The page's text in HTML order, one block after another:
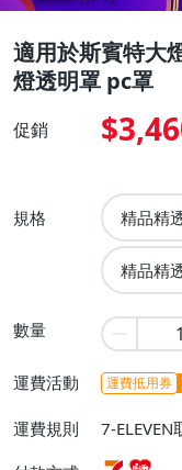
適用於斯賓特大
燈透明罩 pc罩
促銷
規格 精品精
精品精
數量
運費活動 運費抵用券
運費規則
7-
貨付款【免